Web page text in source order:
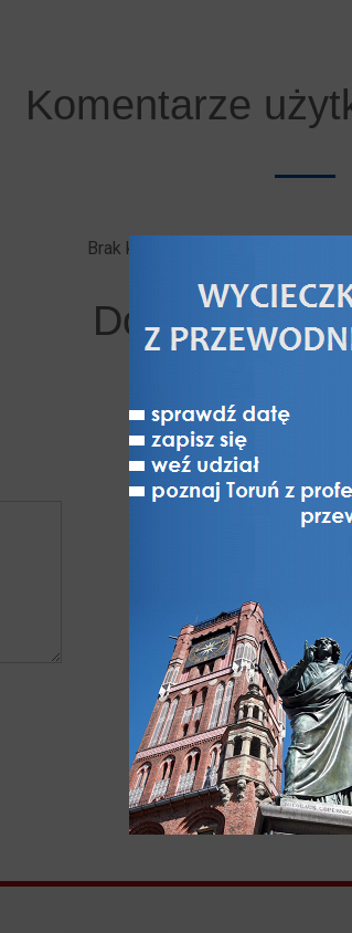
Komentarze
Brak komentarzy. Bądź pierwszy
Dodaj swój